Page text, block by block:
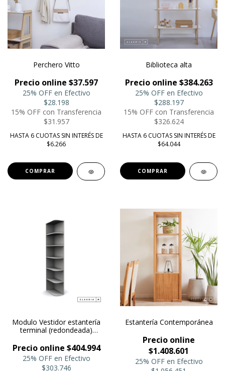
Perchero Vitto
Precio online $37.597
25% OFF en Efectivo
$28.198
15% OFF con Transferencia
$31.957
HASTA 6 CUOTAS SIN INTERÉS DE
$6.266
Biblioteca alta
Precio online $384.263
25% OFF en Efectivo
$288.197
15% OFF con Transferencia
$326.624
HASTA 6 CUOTAS SIN INTERÉS DE
$64.044
Modulo Vestidor estantería
terminal (redondeada)
Precio online $404.994
25% OFF en Efectivo
$303.746
Estantería Contemporánea
Precio online
$1.408.601
25% OFF en Efectivo